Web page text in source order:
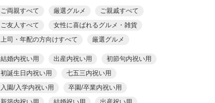
ご両親すべて 厳選グルメ
ご親戚すべて
ご友人すべて
女性に喜ばれるグルメ・雑貨
上司・年配の方向けすべて
厳選グルメ
結婚内祝い用 出産内祝い用
初節句内祝い用
初誕生日内祝い用
七五三内祝い用
入園/入学内祝い用
卒園/卒業内祝い用